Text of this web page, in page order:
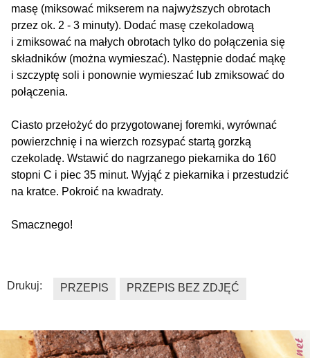
masę (miksować mikserem na najwyższych obrotach
przez ok. 2 - 3 minuty). Dodać masę czekoladową
i zmiksować na małych obrotach tylko do połączenia się
składników (można wymieszać). Następnie dodać mąkę
i szczyptę soli i ponownie wymieszać lub zmiksować do
połączenia.
Ciasto przełożyć do przygotowanej foremki, wyrównać
powierzchnię i na wierzch rozsypać startą gorzką
czekoladę. Wstawić do nagrzanego piekarnika do 160
stopni C i piec 35 minut. Wyjąć z piekarnika i przestudzić
na kratce. Pokroić na kwadraty.
Smacznego!
Drukuj: PRZEPIS PRZEPIS BEZ ZDJĘĆ